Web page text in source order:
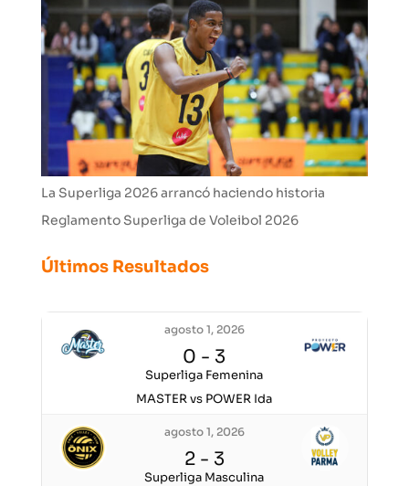
La Superliga 2026 arrancó haciendo historia
Reglamento Superliga de Voleibol 2026
Últimos Resultados
agosto 1, 2026
0 - 3
Superliga Femenina
MASTER vs POWER Ida
agosto 1, 2026
2- 3
Superliga Masculina